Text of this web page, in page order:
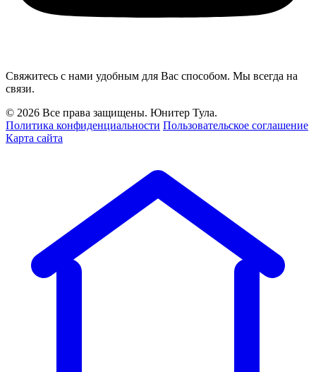
Свяжитесь с нами удобным для Вас способом. Мы всегда на
связи.
© 2026 Все права защищены. Юнитер Тула.
Политика конфиденциальности Пользовательское соглашение
Карта сайта